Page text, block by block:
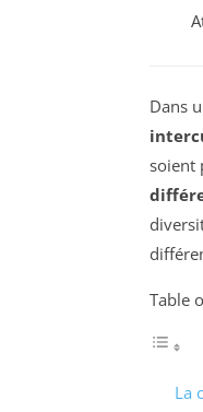
Dans
soient
Table
La